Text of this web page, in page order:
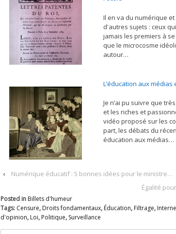
Il en va du numérique
d'autres sujets : ceux
jamais les premiers à
que le microcosme
autour…
L’éducation aux
Je n’ai pu suivre que
et les riches et
vidéo proposé sur les
part, les débats du
éducation aux médias…
‹
Numérique éducatif : 5 bonnes idées pour le ministre…
Égalité
Posted in Billets d'humeur
Tags: Censure, Droits fondamentaux, Éducation, Filtrage,
d'opinion, Loi, Politique, Surveillance